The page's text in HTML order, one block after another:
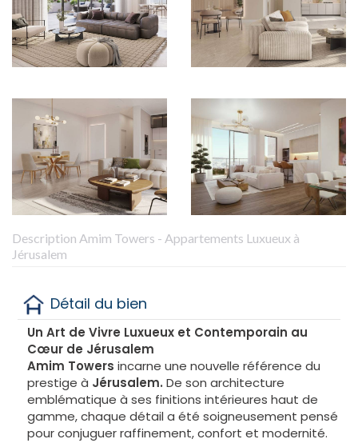
Description Amim Towers - Appartements Luxueux à
Jérusalem
Détail du bien
Un Art de Vivre Luxueux et Contemporain au
Cœur de Jérusalem
Amim Towers incarne une nouvelle référence du
prestige à Jérusalem. De son architecture
emblématique à ses finitions intérieures haut de
gamme, chaque détail a été soigneusement pensé
pour conjuguer raffinement, confort et modernité.